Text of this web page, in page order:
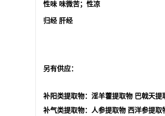
性味 味微苦；性凉
归经 肝经
另有供应：
补阳类提取物：淫羊藿提取物 巴戟天提
补气类提取物：人参提取物 西洋参提取